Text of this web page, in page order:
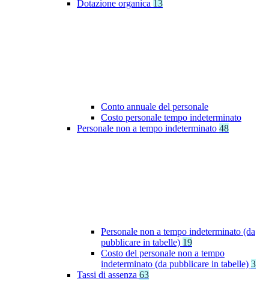
Dotazione organica 13
Conto annuale del personale
Costo personale tempo indeterminato
Personale non a tempo indeterminato 48
Personale non a tempo indeterminato (da
pubblicare in tabelle) 19
Costo del personale non a tempo
indeterminato (da pubblicare in tabelle) 3
Tassi di assenza 63